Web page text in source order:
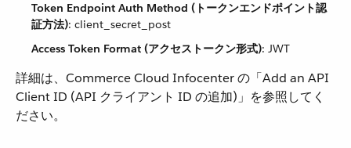
Token Endpoint Auth Method (トークンエンドポイント認
証方法)​: client_secret_post
Access Token Format (アクセストークン形式)​: JWT
詳細は、Commerce Cloud Infocenter の「Add an API
Client ID (API クライアント ID の追加)」を参照してく
ださい。